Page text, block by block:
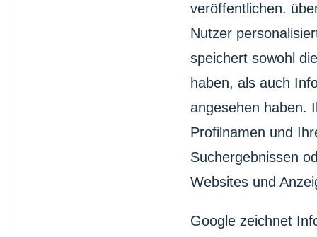
veröffentlichen.
Nutzer
speichert sowohl
haben, als auch
angesehen haben.
Profilnamen und
Suchergebnissen
Websites und
Google zeichnet